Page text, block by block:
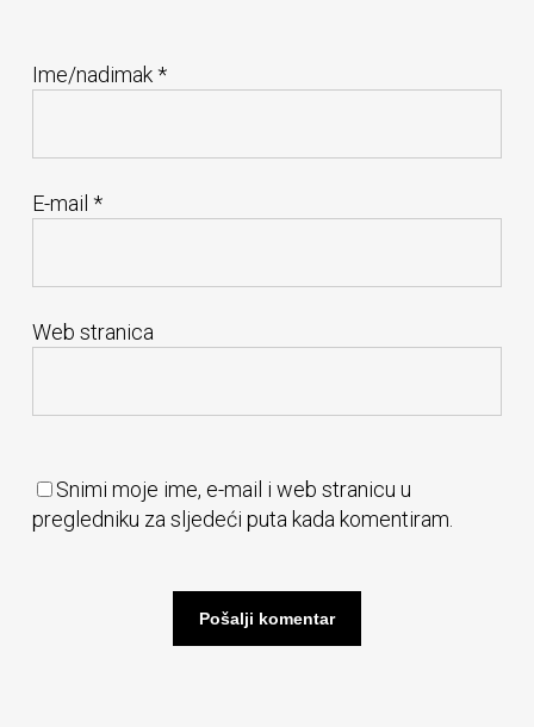
Ime/nadimak*
E-mail *
Web stranica
Snimi moje ime, e-mail i web stranicu u
pregledniku za sljedeći puta kada komentiram.